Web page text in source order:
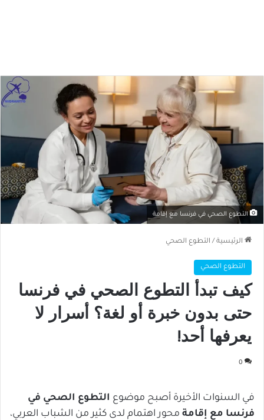
التطوع الصحي في فرنسا مع إقامة
الرئيسية / التطوع الصحي
التطوع الصحي
كيف تبدأ التطوع الصحي في فرنسا
حتى بدون خبرة أو لغة؟ أسرار لا
يعرفها أحد!
0
في السنوات الأخيرة أصبح موضوع التطوع الصحي في
فرنسا مع إقامة محور اهتمام لدى كثير من الشباب العربي،